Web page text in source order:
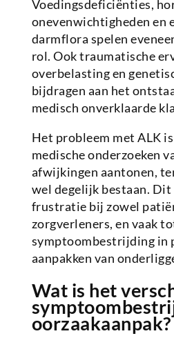
Voedingsdeficiënties,
onevenwichtigheden en
darmflora spelen
rol. Ook traumatische
overbelasting en
bijdragen aan het
medisch onverklaarde
Het probleem met ALK
medische onderzoeken
afwijkingen aantonen,
wel degelijk bestaan.
frustratie bij zowel
zorgverleners, en vaak
symptoombestrijding in
aanpakken van
Wat is het
oorzaakaanpak?